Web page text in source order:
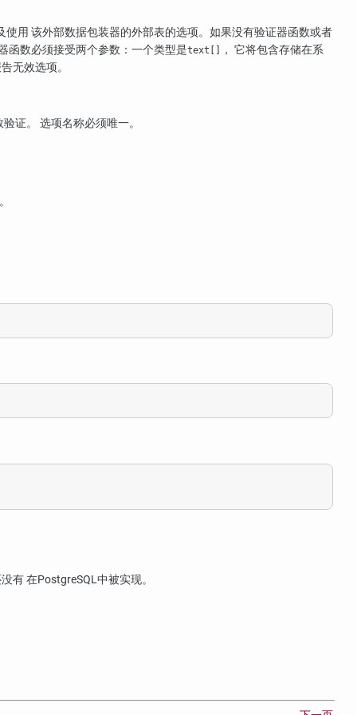
用 该外部数据包装器的外部表的选项。如果没有验证器函数或者
函数必须接受两个参数：一个类型是text[]
， 它将包含存储在系
无效选项。
证。 选项名称必须唯一。
有 在PostgreSQL中被实现。